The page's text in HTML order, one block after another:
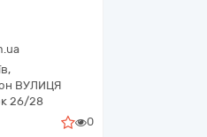
ВУЛИЦЯ
26/28
0